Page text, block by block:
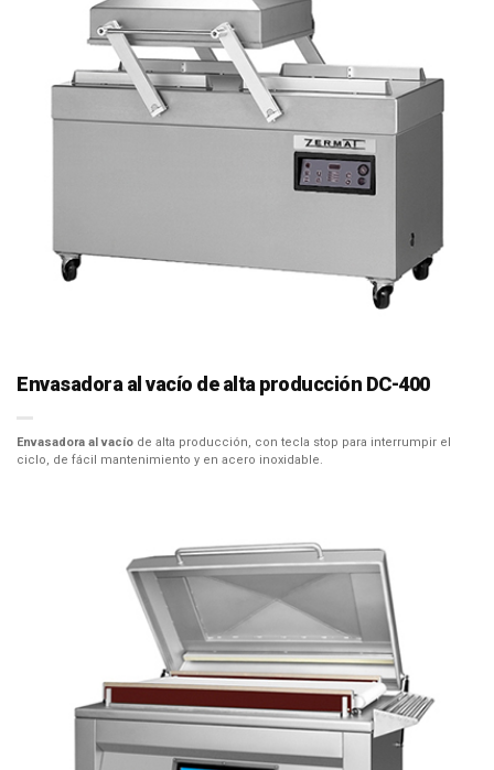
Envasadora al vacío de alta producción DC-400
Envasadora al vacío de alta producción, con tecla stop para interrumpir el
ciclo, de fácil mantenimiento y en acero inoxidable.